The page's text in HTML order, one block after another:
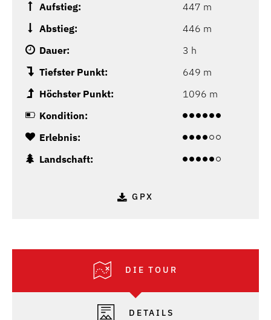
Aufstieg:
447 m
Abstieg:
446 m
Dauer:
3 h
Tiefster Punkt:
649 m
Höchster Punkt:
1096 m
Kondition:
Erlebnis:
Landschaft:
GPX
DIE TOUR
DETAILS